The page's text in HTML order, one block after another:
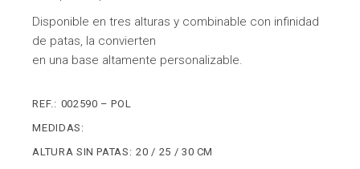
Disponible en tres alturas y combinable con infinidad
de patas, la convierten
en una base altamente personalizable.
REF.: 002590 – POL
MEDIDAS:
ALTURA SIN PATAS: 20 / 25 / 30 CM